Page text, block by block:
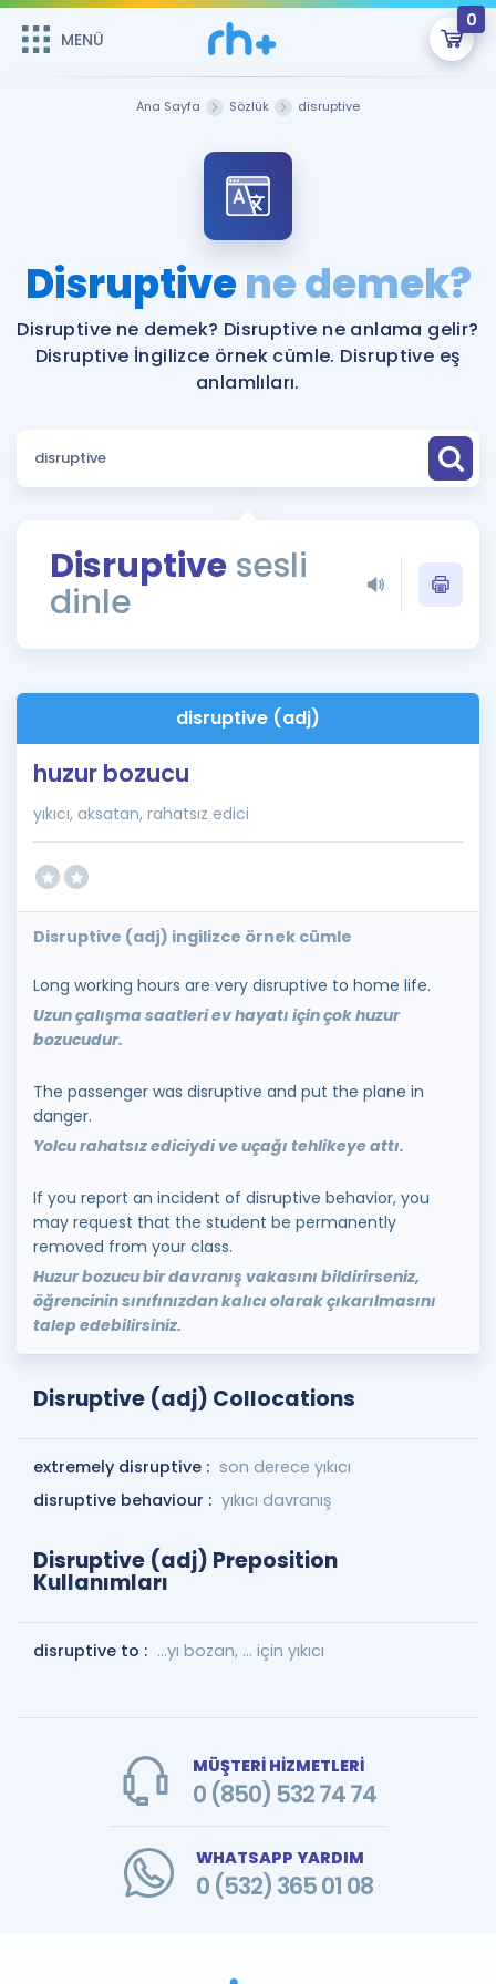
MENÜ
0
ÜYE DEĞİLİM
Sepetin Şu An Boş.
Remzi Hoca ile seni sınava hazırlayacak onlarca eğitim seni
bekliyor!
MENÜ
Katılımcı Görüşleri
Faydalı Araçlar
Sözlük
Rehberlik Aracı
ÖSYM Sınav Takvimi
İngilizce Gramer
Hakkımızda
Ana Sayfa Sözlük disruptive
Disruptivene demek?
Disruptive ne demek? Disruptive ne anlama gelir?
Disruptive İngilizce örnek cümle. Disruptive eş
anlamlıları.
Disruptive sesli
dinle
disruptive (adj)
huzur bozucu
yıkıcı, aksatan, rahatsız edici
Disruptive (adj) ingilizce örnek cümle
Long working hours are very disruptive to home life.
Uzun çalışma saatleri ev hayatı için çok huzur
bozucudur.
The passenger was disruptive and put the plane in
danger.
Yolcu rahatsız ediciydi ve uçağı tehlikeye attı.
If you report an incident of disruptive behavior, you
may request that the student be permanently
removed from your class.
Huzur bozucu bir davranış vakasını bildirirseniz,
öğrencinin sınıfınızdan kalıcı olarak çıkarılmasını
talep edebilirsiniz.
Disruptive (adj) Collocations
extremely disruptive : son derece yıkıcı
disruptive behaviour : yıkıcı davranış
Disruptive (adj) Preposition
Kullanımları
disruptive to : ...yı bozan, ... için yıkıcı
MÜŞTERİ HİZMETLERİ
0 (850) 532 74 74
WHATSAPP YARDIM
0 (532) 365 01 08